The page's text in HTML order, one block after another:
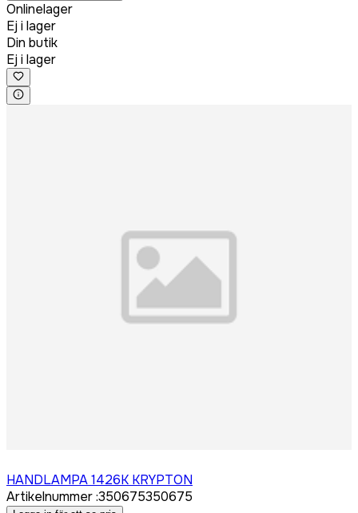
Onlinelager
Ej i lager
Din butik
Ej i lager
HANDLAMPA 1426K KRYPTON
Artikelnummer:350675350675